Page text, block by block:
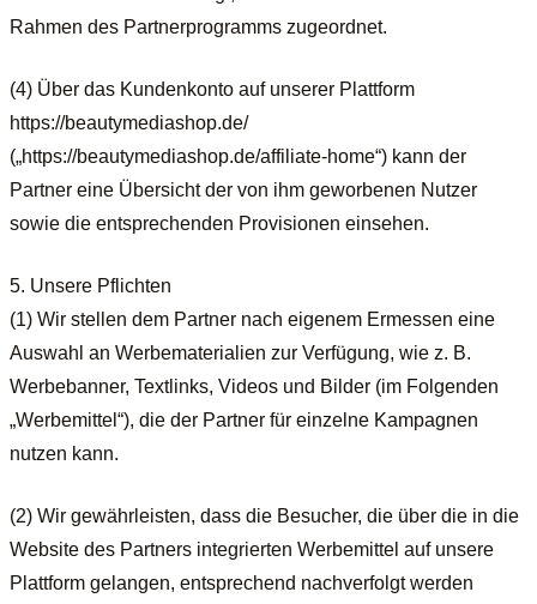
Rahmen des Partnerprogramms zugeordnet.
(4) Über das Kundenkonto auf unserer Plattform
https://beautymediashop.de/
(„https://beautymediashop.de/affiliate-home“) kann der
Partner eine Übersicht der von ihm geworbenen Nutzer
sowie die entsprechenden Provisionen einsehen.
5. Unsere Pflichten
(1) Wir stellen dem Partner nach eigenem Ermessen eine
Auswahl an Werbematerialien zur Verfügung, wie z. B.
Werbebanner, Textlinks, Videos und Bilder (im Folgenden
„Werbemittel“), die der Partner für einzelne Kampagnen
nutzen kann.
(2) Wir gewährleisten, dass die Besucher, die über die in die
Website des Partners integrierten Werbemittel auf unsere
Plattform gelangen, entsprechend nachverfolgt werden